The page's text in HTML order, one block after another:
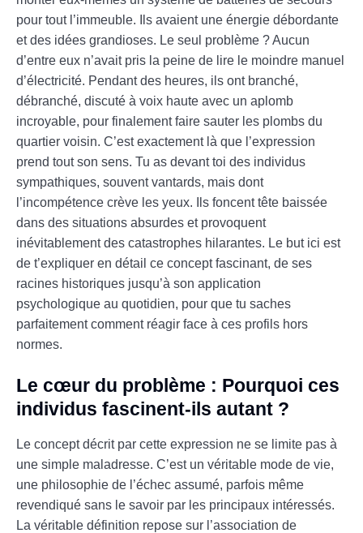
pour tout l’immeuble. Ils avaient une énergie débordante
et des idées grandioses. Le seul problème ? Aucun
d’entre eux n’avait pris la peine de lire le moindre manuel
d’électricité. Pendant des heures, ils ont branché,
débranché, discuté à voix haute avec un aplomb
incroyable, pour finalement faire sauter les plombs du
quartier voisin. C’est exactement là que l’expression
prend tout son sens. Tu as devant toi des individus
sympathiques, souvent vantards, mais dont
l’incompétence crève les yeux. Ils foncent tête baissée
dans des situations absurdes et provoquent
inévitablement des catastrophes hilarantes. Le but ici est
de t’expliquer en détail ce concept fascinant, de ses
racines historiques jusqu’à son application
psychologique au quotidien, pour que tu saches
parfaitement comment réagir face à ces profils hors
normes.
Le cœur du problème : Pourquoi ces
individus fascinent-ils autant ?
Le concept décrit par cette expression ne se limite pas à
une simple maladresse. C’est un véritable mode de vie,
une philosophie de l’échec assumé, parfois même
revendiqué sans le savoir par les principaux intéressés.
La véritable définition repose sur l’association de